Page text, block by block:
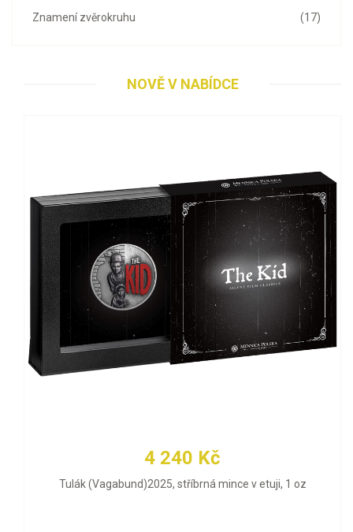
(17)
Znamení zvěrokruhu
NOVĚ V NABÍDCE
4 240 Kč
Tulák (Vagabund)2025, stříbrná mince v etuji, 1 oz